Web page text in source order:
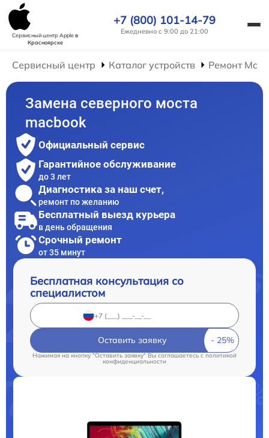
Сервисный центр Appleв
Красноярске
+7 (800) 101-14-79
Ежедневно с 9:00 до 21:00
Сервисный центр Каталог устройств Ремонт
Замена северного моста
macbook
Официальный сервис
Гарантийное обслуживание
до 3 лет
Диагностика за наш счет,
ремонт по желанию
Бесплатный выезд курьера
в день обращения
Срочный ремонт
от 35 минут
Бесплатная консультация со
специалистом
Оставить заявку
Нажимая на кнопку "Оставить заявку" Вы соглашаетесь cполитикой
конфиденциальности